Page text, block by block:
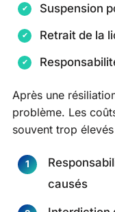
Suspension
Retrait de la
Après une
problème. Les
souvent trop
causés